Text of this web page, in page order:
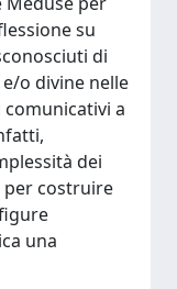
su
di
o divine nelle
a
dei
costruire
una